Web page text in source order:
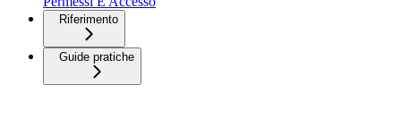
Riferimento
Guide pratiche